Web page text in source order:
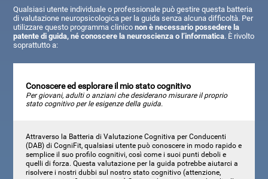
Qualsiasi utente individuale o professionale può gestire questa batteria
di valutazione neuropsicologica per la guida senza alcuna difficoltà. Per
utilizzare questo programma cliniconon è necessario possedere la
patente di guida, né conoscere la neuroscienza o l’informatica. È rivolto
soprattutto a:
Conoscere ed esplorare il mio stato cognitivo
Per giovani, adulti o anziani che desiderano misurare il proprio
stato cognitivo per le esigenze della guida.
Attraverso la Batteria di Valutazione Cognitiva per Conducenti
(DAB) di CogniFit, qualsiasi utente può conoscere in modo rapido e
semplice il suo profilo cognitivi, così come i suoi punti deboli e
quelli di forza. Questa valutazione per la guida potrebbe aiutarci a
risolvere i nostri dubbi sul nostro stato cognitivo (attenzione,